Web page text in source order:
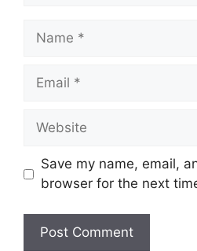
Name
Email
Website
Save my name, email,
browser for the next